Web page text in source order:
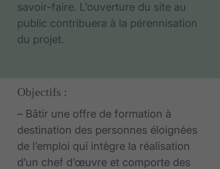
savoir-faire. L’ouverture du site au
public contribuera à la pérennisation
du projet.
Objectifs :
– Bâtir une offre de formation à
destination des personnes éloignées
de l’emploi qui intègre la réalisation
d’un chef d’œuvre et comporte des